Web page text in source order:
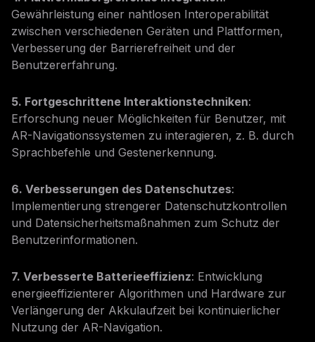
Gewährleistung einer nahtlosen Interoperabilität
zwischen verschiedenen Geräten und Plattformen,
Verbesserung der Barrierefreiheit und der
Benutzererfahrung.
5. Fortgeschrittene Interaktionstechniken:
Erforschung neuer Möglichkeiten für Benutzer, mit
AR-Navigationssystemen zu interagieren, z. B. durch
Sprachbefehle und Gestenerkennung.
6. Verbesserungen des Datenschutzes:
Implementierung strengerer Datenschutzkontrollen
und Datensicherheitsmaßnahmen zum Schutz der
Benutzerinformationen.
7. Verbesserte Batterieeffizienz: Entwicklung
energieeffizienterer Algorithmen und Hardware zur
Verlängerung der Akkulaufzeit bei kontinuierlicher
Nutzung der AR-Navigation.